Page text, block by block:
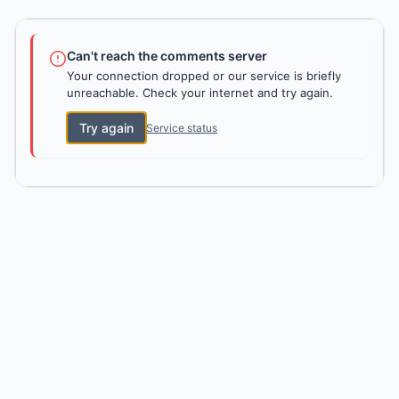
Can't reach the comments server
Your connection dropped or our service is briefly
unreachable. Check your internet and try again.
Try again Service status